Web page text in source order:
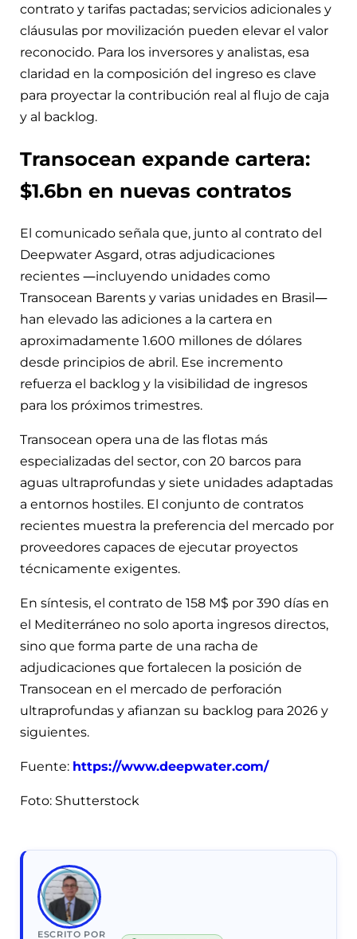
contrato y tarifas pactadas; servicios adicionales y
cláusulas por movilización pueden elevar el valor
reconocido. Para los inversores y analistas, esa
claridad en la composición del ingreso es clave
para proyectar la contribución real al flujo de caja
y al backlog.
Transocean expande cartera:
$1.6bn en nuevas contratos
El comunicado señala que, junto al contrato del
Deepwater Asgard, otras adjudicaciones
recientes —incluyendo unidades como
Transocean Barents y varias unidades en Brasil—
han elevado las adiciones a la cartera en
aproximadamente 1.600 millones de dólares
desde principios de abril. Ese incremento
refuerza el backlog y la visibilidad de ingresos
para los próximos trimestres.
Transocean opera una de las flotas más
especializadas del sector, con 20 barcos para
aguas ultraprofundas y siete unidades adaptadas
a entornos hostiles. El conjunto de contratos
recientes muestra la preferencia del mercado por
proveedores capaces de ejecutar proyectos
técnicamente exigentes.
En síntesis, el contrato de 158 M$ por 390 días en
el Mediterráneo no solo aporta ingresos directos,
sino que forma parte de una racha de
adjudicaciones que fortalecen la posición de
Transocean en el mercado de perforación
ultraprofundas y afianzan su backlog para 2026 y
siguientes.
Fuente: https://www.deepwater.com/
Foto: Shutterstock
ESCRITO POR